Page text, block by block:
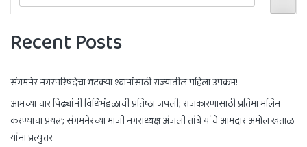
Recent Posts
संगमनेर नगरपरिषदेचा भटक्या श्वानांसाठी राज्यातील पहिला उपक्रम!
आमच्या चार पिढ्यांनी विधिमंडळाची प्रतिष्ठा जपली; राजकारणासाठी प्रतिमा मलिन
करण्याचा प्रयत्न’; संगमनेरच्या माजी नगराध्यक्ष अंजली तांबे यांचे आमदार अमोल खताळ
यांना प्रत्युत्तर